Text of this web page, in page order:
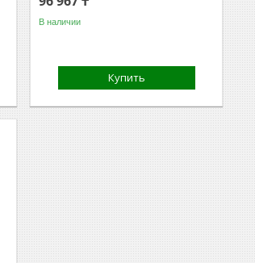
В наличии
Купить